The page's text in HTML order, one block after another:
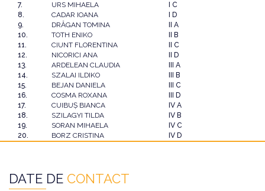
7.
URS MIHAELA
I C
8.
CADAR IOANA
I D
9.
DRĂGAN TOMINA
II A
10.
TOTH ENIKO
II B
11.
CIUNT FLORENTINA
II C
12.
NICORICI ANA
II D
13.
ARDELEAN CLAUDIA
III A
14.
SZALAI ILDIKO
III B
15.
BEJAN DANIELA
III C
16.
COSMA ROXANA
III D
17.
CUIBUŞ BIANCA
IV A
18.
SZILAGYI TILDA
IV B
19.
SORAN MIHAELA
IV C
20.
BORZ CRISTINA IV D
DATE DE CONTACT